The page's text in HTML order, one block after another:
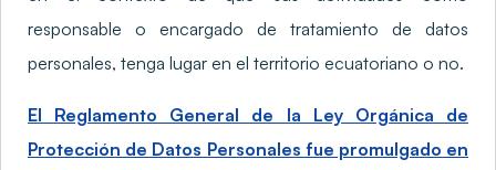
responsable o encargado de tratamiento de datos
personales, tenga lugar en el territorio ecuatoriano o no.
El Reglamento General de la Ley Orgánica de
Protección de Datos Personales fue promulgado en